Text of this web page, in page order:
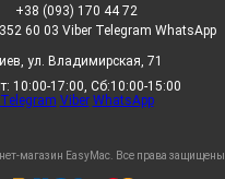
+38 (093) 170 44 72
60 03 Viber Telegram WhatsApp
ул. Владимирская, 71
10:00-17:00, Сб:10:00-15:00
Telegram Viber WhatsApp
магазин EasyMac. Все права защищены